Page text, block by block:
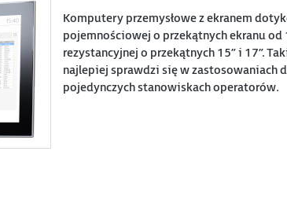
Komputery przemysłowe z ekranem
pojemnościowej o przekątnych ekranu od
rezystancyjnej o przekątnych 15” i 17”.
najlepiej sprawdzi się w zastosowaniach
pojedynczych stanowiskach operatorów.